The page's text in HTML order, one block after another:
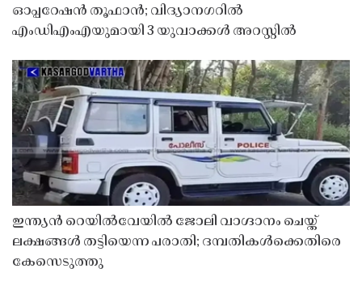
ഓപ്പറേഷൻ തൂഫാൻ; വിദ്യാനഗറിൽ
എംഡിഎംഎയുമായി 3 യുവാക്കൾ അറസ്റ്റിൽ
ഇന്ത്യൻ റെയിൽവേയിൽ ജോലി വാഗ്ദാനം ചെയ്ത്
ലക്ഷങ്ങൾ തട്ടിയെന്ന പരാതി; ദമ്പതികൾക്കെതിരെ
കേസെടുത്തു